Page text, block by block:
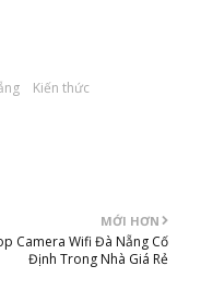
Kiến thức
MỚI HƠN
Camera Wifi Đà Nẵng Cố
Định Trong Nhà Giá Rẻ